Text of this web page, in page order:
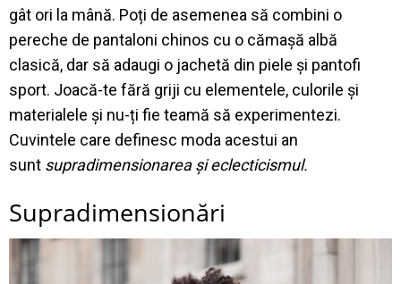
gât ori la mână. Poți de asemenea să combini o
pereche de pantaloni chinos cu o cămașă albă
clasică, dar să adaugi o jachetă din piele și pantofi
sport. Joacă-te fără griji cu elementele, culorile și
materialele și nu-ți fie teamă să experimentezi.
Cuvintele care definesc moda acestui an
sunt supradimensionarea și eclecticismul.
Supradimensionări